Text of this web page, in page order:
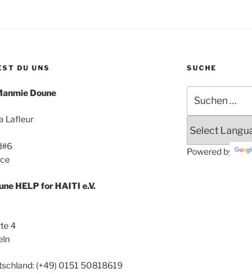
DU UNS
Doune
Lafleur
HELP for HAITI e.V.
4
(+49) 0151 50818619
SUCHE
nach:
Powered by